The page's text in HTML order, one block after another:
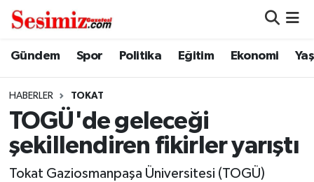
Gündem Spor Politika Eğitim Ekonomi
HABERLER TOKAT
TOGÜ'de geleceği
şekillendiren fikirler yarıştı
Tokat Gaziosmanpaşa Üniversitesi (TOGÜ)
Dünya
Ekonomi
Nöbetçi Eczaneler
Namaz Vakitleri